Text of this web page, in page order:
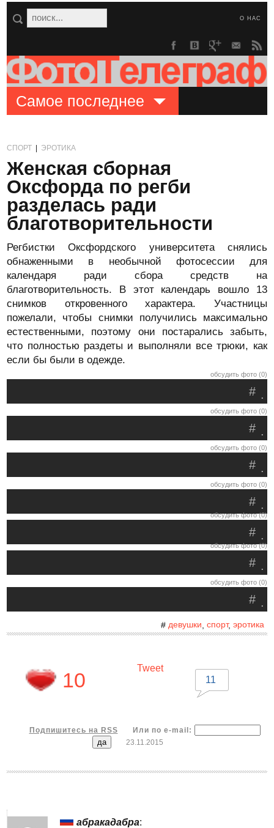
О НАС
Самое последнее
СПОРТ ЭРОТИКА
Женская сборная
Оксфорда по регби
разделась ради
благотворительности
Регбистки Оксфордского университета снялись
обнаженными в необычной фотосессии для
календаря ради сбора средств на
благотворительность. В этот календарь вошло 13
снимков откровенного характера. Участницы
пожелали, чтобы снимки получились максимально
естественными, поэтому они постарались забыть,
что полностью раздеты и выполняли все трюки, как
если бы были в одежде.
обсудить фото (0)
.
#
обсудить фото (0)
.
#
обсудить фото (0)
.
#
обсудить фото (0)
.
#
обсудить фото (0)
.
#
обсудить фото (0)
.
#
обсудить фото (0)
.
#
# девушки спорт, эротика
10
Tweet
11
Подпишитесь на RSS
Или по e-mail:
23.11.2015
абракадабра: